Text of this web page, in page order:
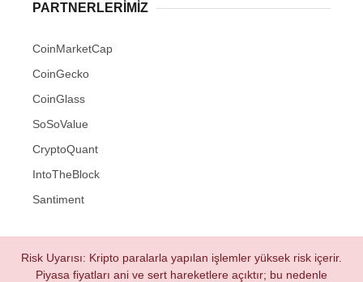
PARTNERLERIMIZ
CoinMarketCap
CoinGecko
CoinGlass
SoSoValue
CryptoQuant
IntoTheBlock
Santiment
Risk Uyarısı: Kripto paralarla yapılan işlemler yüksek risk içerir.
Piyasa fiyatları ani ve sert hareketlere açıktır; bu nedenle